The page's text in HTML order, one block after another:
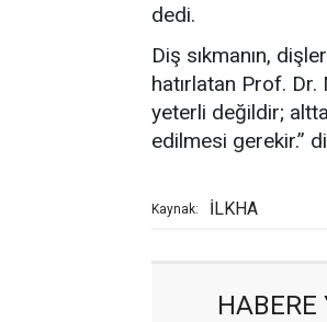
dedi.
Diş sıkmanın,
hatırlatan Prof.
yeterli değildir;
edilmesi gerekir.”
Kaynak: İLKHA
HABERE